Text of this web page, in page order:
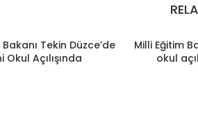
Tekin Düzce’de
Okul Açılışında
Milli Eğitim
okul